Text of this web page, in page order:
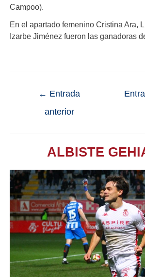
Campoo).
En el apartado femenino Cristina Ara,
Izarbe Jiménez fueron las ganadoras
← Entrada
anterior
ALBISTE